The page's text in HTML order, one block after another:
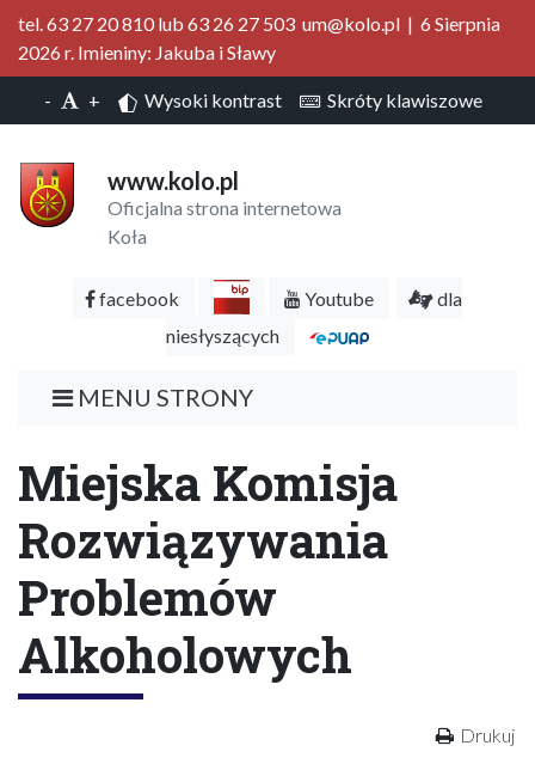
tel. 63 27 20 810 lub 63 26 27 503 um@kolo.pl | 6 Sierpnia
2026 r. Imieniny: Jakuba i Sławy
- + Wysoki kontrast Skróty klawiszowe
www.kolo.pl
Oficjalna strona internetowa
Koła
facebook Youtube
dla
niesłyszących
MENU STRONY
Miejska Komisja
Rozwiązywania
Problemów
Alkoholowych
Drukuj